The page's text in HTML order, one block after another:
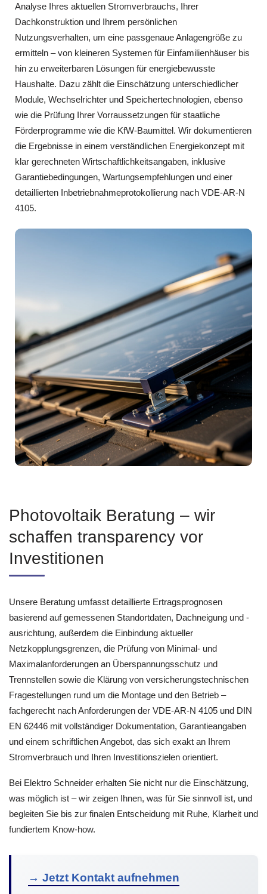
Analyse Ihres aktuellen Stromverbrauchs, Ihrer
Dachkonstruktion und Ihrem persönlichen
Nutzungsverhalten, um eine passgenaue Anlagengröße zu
ermitteln – von kleineren Systemen für Einfamilienhäuser bis
hin zu erweiterbaren Lösungen für energiebewusste
Haushalte. Dazu zählt die Einschätzung unterschiedlicher
Module, Wechselrichter und Speichertechnologien, ebenso
wie die Prüfung Ihrer Vorraussetzungen für staatliche
Förderprogramme wie die KfW-Baumittel. Wir dokumentieren
die Ergebnisse in einem verständlichen Energiekonzept mit
klar gerechneten Wirtschaftlichkeitsangaben, inklusive
Garantiebedingungen, Wartungsempfehlungen und einer
detaillierten Inbetriebnahmeprotokollierung nach VDE-AR-N
4105.
Photovoltaik Beratung – wir
schaffen transparency vor
Investitionen
Unsere Beratung umfasst detaillierte Ertragsprognosen
basierend auf gemessenen Standortdaten, Dachneigung und -
ausrichtung, außerdem die Einbindung aktueller
Netzkopplungsgrenzen, die Prüfung von Minimal- und
Maximalanforderungen an Überspannungsschutz und
Trennstellen sowie die Klärung von versicherungstechnischen
Fragestellungen rund um die Montage und den Betrieb –
fachgerecht nach Anforderungen der VDE-AR-N 4105 und DIN
EN 62446 mit vollständiger Dokumentation, Garantieangaben
und einem schriftlichen Angebot, das sich exakt an Ihrem
Stromverbrauch und Ihren Investitionszielen orientiert.
Bei Elektro Schneider erhalten Sie nicht nur die Einschätzung,
was möglich ist – wir zeigen Ihnen, was für Sie sinnvoll ist, und
begleiten Sie bis zur finalen Entscheidung mit Ruhe, Klarheit und
fundiertem Know-how.
→ Jetzt Kontakt aufnehmen